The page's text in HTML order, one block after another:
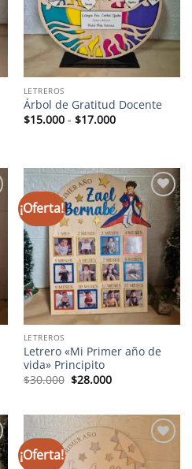
LETREROS
Árbol de Gratitud Docente
$15.000 - $17.000Rango
de
hasta
$17.000
¡Oferta!
Añadir
a la
lista de
deseos
LETREROS
Letrero «Mi Primer año de
vida» Principito
$30.000 El
precio
$30.000.
$28.000El
precio
$28.000.
¡Oferta!